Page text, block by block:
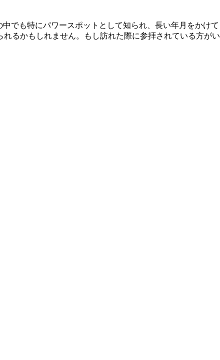
でも特にパワースポットとして知られ、長い年月をかけて
るかもしれません。もし訪れた際に参拝されている方がい